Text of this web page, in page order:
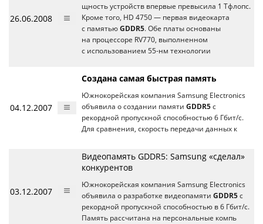
26.06.2008
щность устройств впервые превысила 1 Тфлопс.
Кроме того, HD 4750 — первая видеокарта
с памятью GDDR5. Обе платы основаны
на процессоре RV770, выполненном
с использованием 55-нм технологии
04.12.2007
Создана самая быстрая память
Южнокорейская компания Samsung Electronics
объявила о создании памяти GDDR5 с
рекордной пропускной способностью 6 Гбит/с.
Для сравнения, скорость передачи данных к
03.12.2007
Видеопамять GDDR5: Samsung «сделал»
конкурентов
Южнокорейская компания Samsung Electronics
объявила о разработке видеопамяти GDDR5 с
рекордной пропускной способностью в 6 Гбит/с.
Память рассчитана на персональные компь